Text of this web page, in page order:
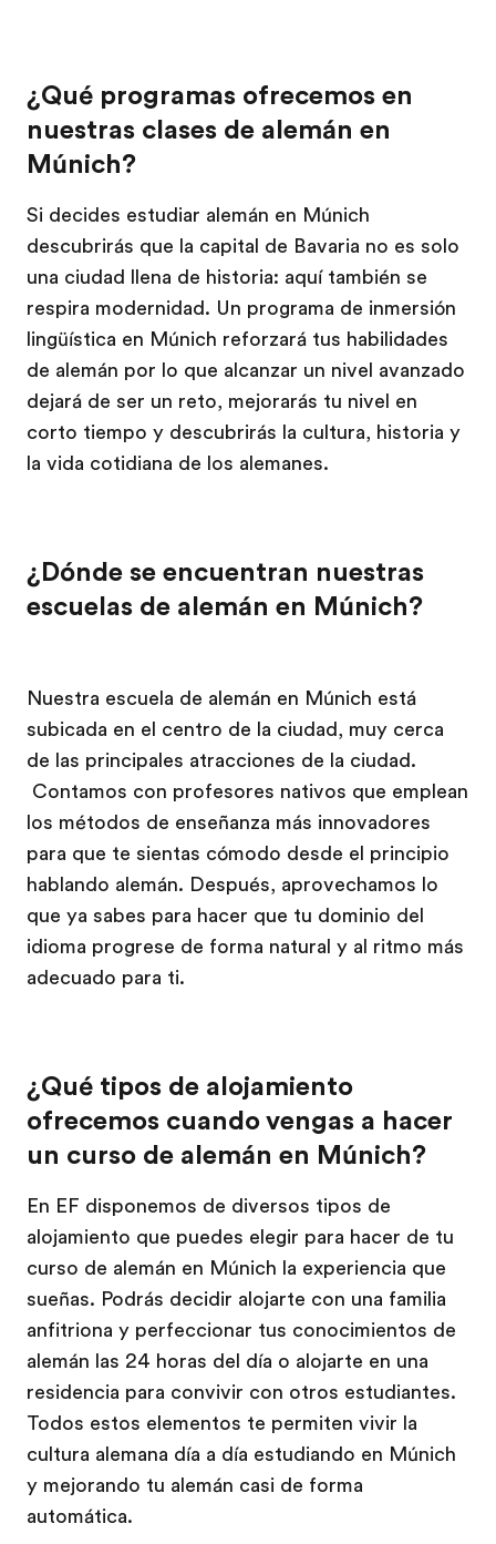
¿Qué programas ofrecemos en
nuestras clases de alemán en
Múnich?
Si decides estudiar alemán en Múnich
descubrirás que la capital de Bavaria no es solo
una ciudad llena de historia: aquí también se
respira modernidad. Un programa de inmersión
lingüística en Múnich reforzará tus habilidades
de alemán por lo que alcanzar un nivel avanzado
dejará de ser un reto, mejorarás tu nivel en
corto tiempo y descubrirás la cultura, historia y
la vida cotidiana de los alemanes.
¿Dónde se encuentran nuestras
escuelas de alemán en Múnich?
Nuestra escuela de alemán en Múnich está
subicada en el centro de la ciudad, muy cerca
de las principales atracciones de la ciudad.
Contamos con profesores nativos que emplean
los métodos de enseñanza más innovadores
para que te sientas cómodo desde el principio
hablando alemán. Después, aprovechamos lo
que ya sabes para hacer que tu dominio del
idioma progrese de forma natural y al ritmo más
adecuado para ti.
¿Qué tipos de alojamiento
ofrecemos cuando vengas a hacer
un curso de alemán en Múnich?
En EF disponemos de diversos tipos de
alojamiento que puedes elegir para hacer de tu
curso de alemán en Múnich la experiencia que
sueñas. Podrás decidir alojarte con una familia
anfitriona y perfeccionar tus conocimientos de
alemán las 24 horas del día o alojarte en una
residencia para convivir con otros estudiantes.
Todos estos elementos te permiten vivir la
cultura alemana día a día estudiando en Múnich
y mejorando tu alemán casi de forma
automática.